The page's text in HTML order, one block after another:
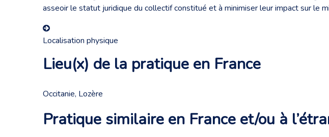
asseoir le statut juridique du collectif constitué et à minimiser leur impact sur le
Localisation physique
Lieu(x) de la pratique en France
Occitanie, Lozère
Pratique similaire en France et/ou à